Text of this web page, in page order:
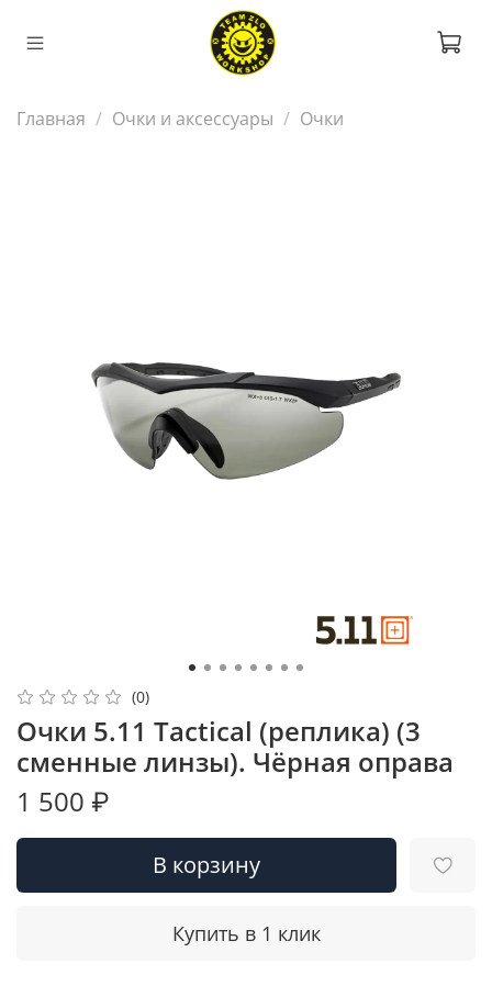
Главная Очки и аксессуары Очки
(0)
Очки 5.11 Tactical (реплика) (3
сменные линзы). Чёрная оправа
1 500 ₽
В корзину
Купить в 1 клик